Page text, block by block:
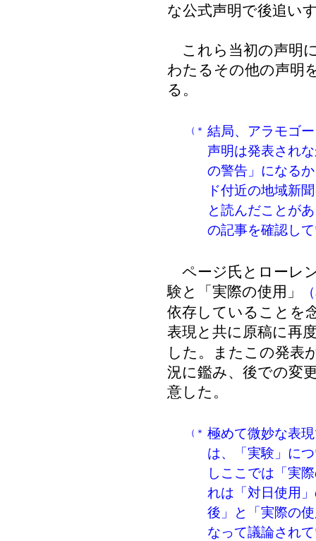
な公式声明で後追い
これら当初の声明
わたるその他の声明
る。
（＊ 結局、アラモゴ
声明は発表され
の警告」になる
ド付近の地域新
と読んだことが
の記事を確認し
ページ氏とローレ
験と「実際の使用」
依存していることを
表現と共に原稿に再
した。またこの発表
況に鑑み、後での変
意した。
（＊ 極めて微妙な表
は、「実験」に
しここでは「実
れは「対日使用
後」と「実際の
なって議論され